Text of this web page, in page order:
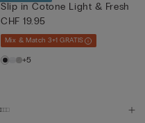
Slip in Cotone Light & Fresh
CHF 19.95
Mix & Match 3+1 GRATIS
+5